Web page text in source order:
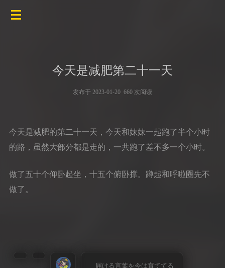
今天是减肥第二十一天
发布于 2023-01-20 660 次阅读
今天是减肥的第二十一天，今天和妹妹一起跑了半个小时
的路，虽然大部分都是走的，一共跑了差不多一个小时。
做了五十个仰卧起坐，十五个俯卧撑。蹲起和呼啦圈先不
做了。
届ける言葉を今は育ててる